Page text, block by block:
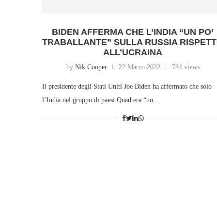
BIDEN AFFERMA CHE L’INDIA “UN PO’
TRABALLANTE” SULLA RUSSIA
ALL’UCRAINA
by Nik Cooper 22 Marzo 2022 734 views
Il presidente degli Stati Uniti Joe Biden ha affermato che solo
l’India nel gruppo di paesi Quad era “un…